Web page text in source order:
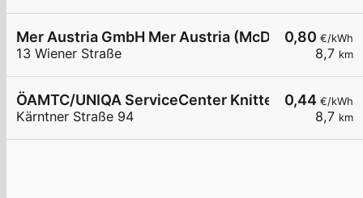
0,80 €/kWh
8,7 km
Mer Austria GmbH Mer Austria (McD) -
13 Wiener Straße
0,44 €/kWh
8,7 km
ÖAMTC/UNIQA ServiceCenter Knittelfeld/Murtal
Kärntner Straße 94